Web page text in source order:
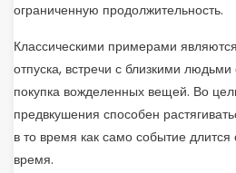
ограниченную продолжительность.
Классическими примерами
отпуска, встречи с близкими людьми
покупка вожделенных вещей. Во
предвкушения способен
в то время как само событие длится
время.